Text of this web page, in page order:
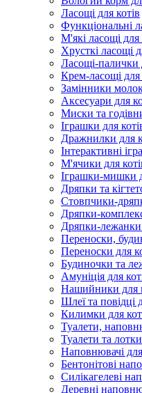
Ласощі для котів
Функціональні
М'які ласощі для
Хрусткі ласощі
Ласощі-палички
Крем-ласощі для
Замінники
Аксесуари для
Миски та
Іграшки для
Дражнилки для
Інтерактивні
М'ячики для
Іграшки-мишки
Дряпки та
Стовпчики-
Дряпки-
Дряпки-лежанки
Переноски,
Переноски для
Будиночки та
Амуніція для
Нашийники для
Шлеї та повідці
Килимки для
Туалети,
Туалети та
Наповнювачі для
Бентонітові
Силікагелеві
Деревні